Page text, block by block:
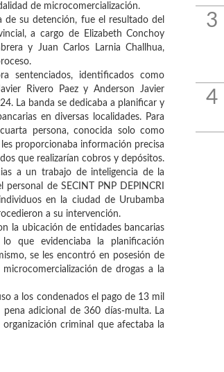
de microcomercialización.
de su detención, fue el resultado del
a cargo de Elizabeth Conchoy
y Juan Carlos Larnia Challhua,
sentenciados, identificados como
Rivero Paez y Anderson Javier
La banda se dedicaba a planificar y
en diversas localidades. Para
persona, conocida solo como
proporcionaba información precisa
que realizarían cobros y depósitos.
a un trabajo de inteligencia de la
de SECINT PNP DEPINCRI
en la ciudad de Urubamba
a su intervención.
la ubicación de entidades bancarias
que evidenciaba la planificación
se les encontró en posesión de
de drogas a la
a los condenados el pago de 13 mil
adicional de 360 días-multa. La
criminal que afectaba la
3
4